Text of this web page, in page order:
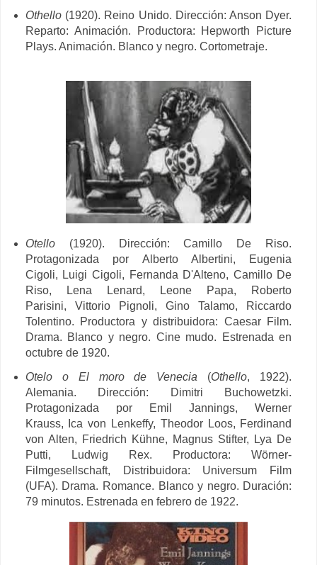
Othello(1920). Reino Unido. Dirección: Anson Dyer.
Reparto: Animación. Productora: Hepworth Picture
Plays. Animación. Blanco y negro. Cortometraje.
Otello(1920). Dirección: Camillo De Riso.
Protagonizada por Alberto Albertini, Eugenia
Cigoli, Luigi Cigoli, Fernanda D'Alteno, Camillo De
Riso,
Lena Lenard, Leone Papa, Roberto
Parisini, Vittorio Pignoli,Gino Talamo, Riccardo
Tolentino. Productora y distribuidora: Caesar Film.
Drama. Blanco y negro. Cine mudo. Estrenada en
octubre de 1920.
Otelo o El moro de Venecia (Othello, 1922).
Alemania. Dirección:
Dimitri Buchowetzki.
Protagonizada por
Emil Jannings,Werner
Krauss,
Ica von Lenkeffy, Theodor Loos, Ferdinand
von Alten, Friedrich Kühne, Magnus Stifter,
Lya De
Putti, Ludwig Rex. Productora:Wörner-
Filmgesellschaft, Distribuidora: Universum Film
(UFA). Drama. Romance. Blanco y negro. Duración:
79 minutos. Estrenada en febrero de 1922.